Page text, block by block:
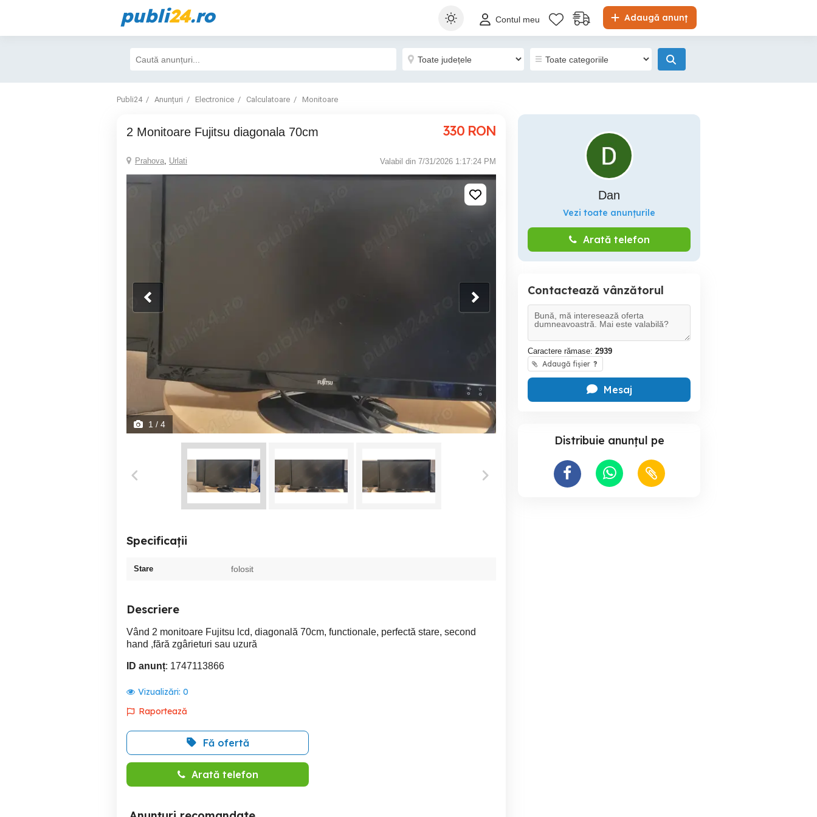
publi24.ro Adaugă anunț
Contul meu
Publi24 Anunțuri Electronice Calculatoare Monitoare
2 Monitoare Fujitsu diagonala 70cm 330 RON
Prahova, Urlati Valabil din 7/31/2026 1:17:24 PM
1 / 4
Specificații
Stare folosit
Descriere
Vând 2 monitoare Fujitsu lcd, diagonală 70cm, functionale, perfectă stare, second
hand ,fără zgârieturi sau uzură
ID anunț: 1747113866
Vizualizări: 0
Raportează
Fă ofertă
Arată telefon
Dan
Vezi toate anunțurile
Arată telefon
Contactează vânzătorul
Caractere rămase: 2939
Adaugă fișier ?
Mesaj
Distribuie anunțul pe